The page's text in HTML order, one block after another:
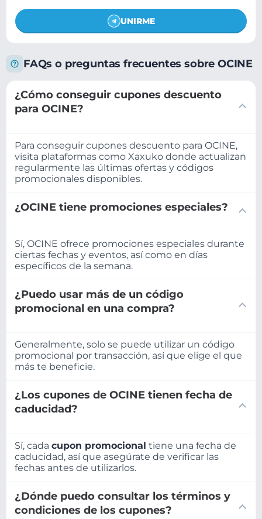
FAQs o preguntas frecuentes sobre OCINE
¿Cómo conseguir cupones descuento
para OCINE?
Para conseguir cupones descuento para OCINE,
visita plataformas como Xaxuko donde actualizan
regularmente las últimas ofertas y códigos
promocionales disponibles.
¿OCINE tiene promociones especiales?
Sí, OCINE ofrece promociones especiales durante
ciertas fechas y eventos, así como en días
específicos de la semana.
¿Puedo usar más de un código
promocional en una compra?
Generalmente, solo se puede utilizar un código
promocional por transacción, así que elige el que
más te beneficie.
¿Los cupones de OCINE tienen fecha de
caducidad?
Sí, cada cupon promocional tiene una fecha de
caducidad, así que asegúrate de verificar las
fechas antes de utilizarlos.
¿Dónde puedo consultar los términos y
condiciones de los cupones?
UNIRME